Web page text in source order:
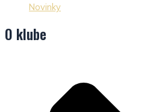
Novinky
O klube